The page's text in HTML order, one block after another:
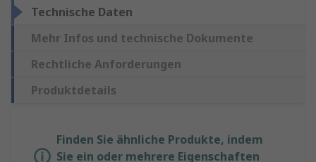
Technische Daten
Mehr Infos und technische Dokumente
Rechtliche Anforderungen
Produktdetails
Finden Sie ähnliche Produkte, indem
Sie ein oder mehrere Eigenschaften